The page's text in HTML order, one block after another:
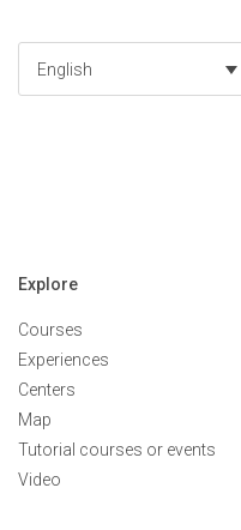
English
Explore
Courses
Experiences
Centers
Map
Tutorial courses or events
Video